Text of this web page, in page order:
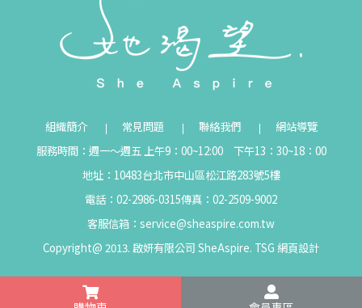
組織簡介 常見問題 聯絡我們
網站導覽
服務時間：週一～週五 上午9：00~12:00 下午13：30~18：00
地址：10483台北市中山區松江路283號5樓
電話：02-2986-0315傳真：02-2509-9002
客服信箱： service@sheaspire.com.tw
Copyright@ 2013. 啟妍有限公司 SheAspire. TSG 網頁設計